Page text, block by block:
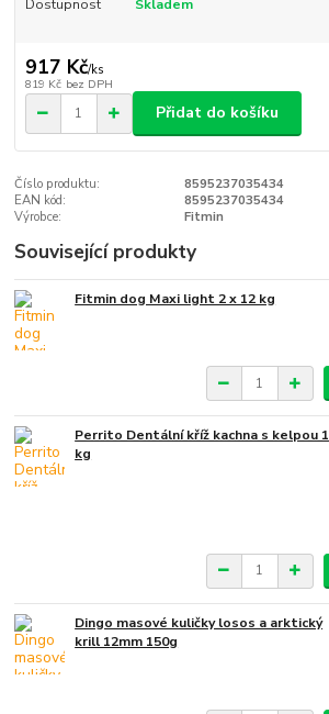
Dostupnost Skladem
917 Kč/ks
819 Kč bez DPH
Přidat do košíku
Číslo produktu:
8595237035434
EAN kód:
8595237035434
Výrobce:
Fitmin
Související produkty
Fitmin dog Maxi light 2 x 12 kg
Perrito Dentální kříž kachna s kelpou 1
kg
Dingo masové kuličky losos a arktický
krill 12mm 150g